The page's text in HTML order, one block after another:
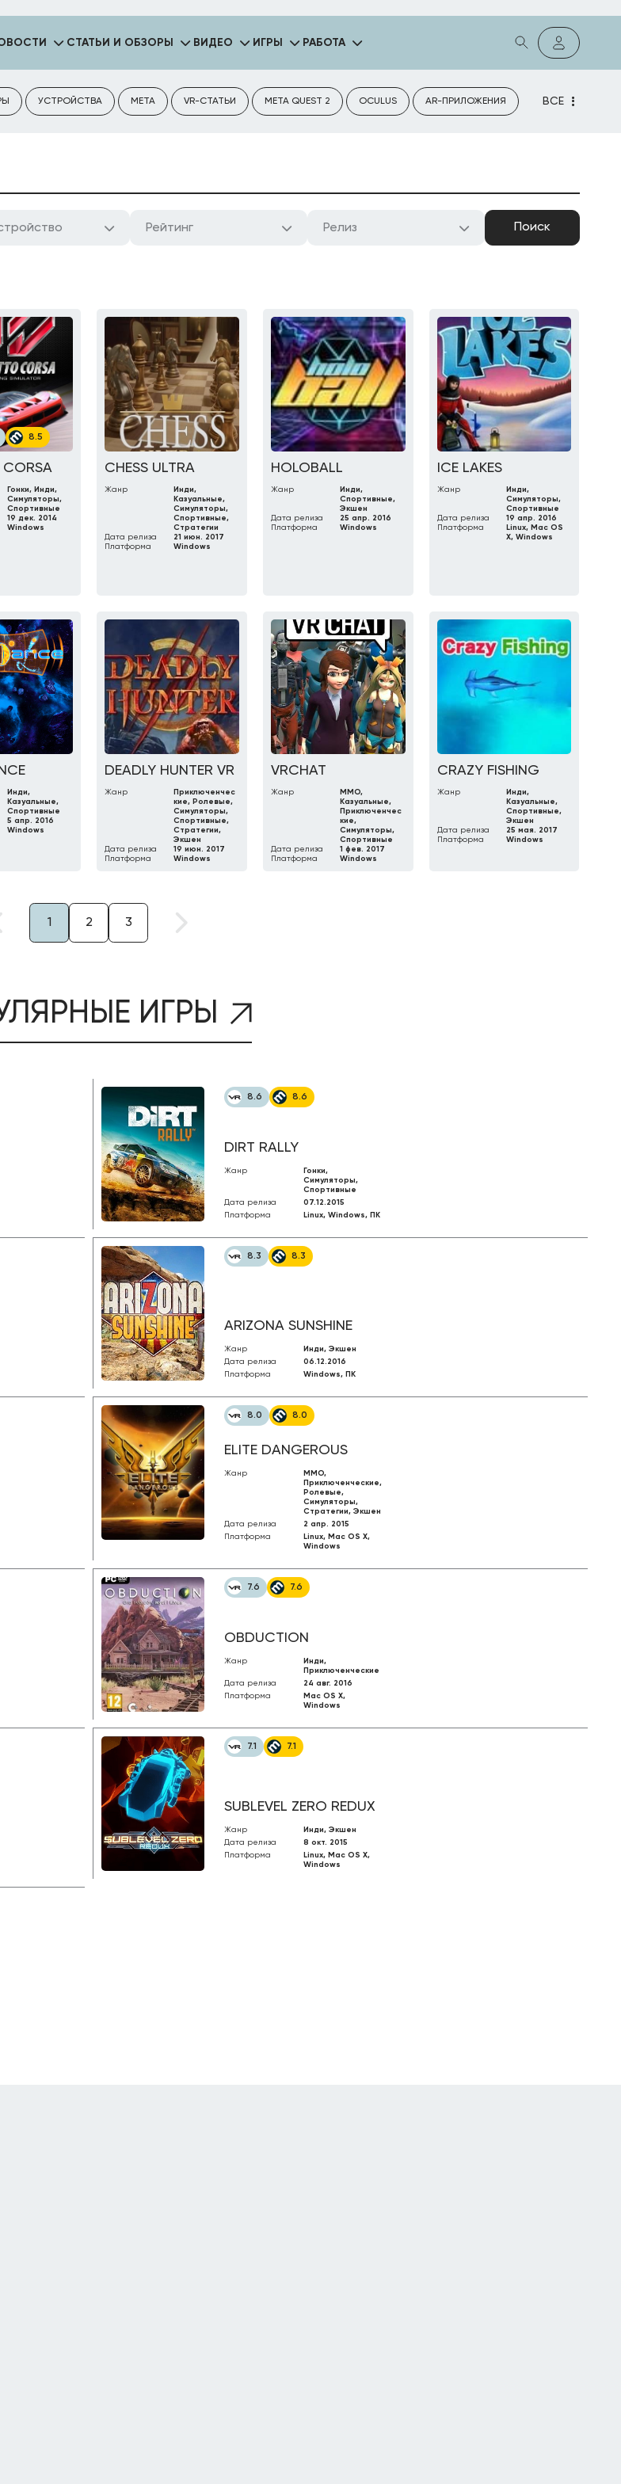
СТАТЬИ И ОБЗОРЫ ВИДЕО ИГРЫ РАБОТА
УСТРОЙСТВА META VR-СТАТЬИ META QUEST 2 OCULUS AR-ПРИЛОЖЕНИЯ ВСЕ
Рейтинг Релиз
8.5
CORSA
Гонки, Инди,
Симуляторы,
Спортивные
19 дек. 2014
Windows
CHESS ULTRA
Жанр
Инди,
Казуальные,
Симуляторы,
Спортивные,
Стратегии
Дата релиза
21 июн. 2017
Платформа
Windows
HOLOBALL
Жанр
Инди,
Спортивные,
Экшен
Дата релиза
25 апр. 2016
Платформа
Windows
ICE LAKES
Жанр
Инди,
Симуляторы,
Спортивные
Дата релиза
19 апр. 2016
Платформа
Linux, Mac OS
X, Windows
Инди,
Казуальные,
Спортивные
5 апр. 2016
Windows
DEADLY HUNTER VR
Жанр
Приключенчес
кие, Ролевые,
Симуляторы,
Спортивные,
Стратегии,
Экшен
Дата релиза
19 июн. 2017
Платформа
Windows
VRCHAT
Жанр
MMO,
Казуальные,
Приключенчес
кие,
Симуляторы,
Спортивные
Дата релиза
1 фев. 2017
Платформа
Windows
CRAZY FISHING
Жанр
Инди,
Казуальные,
Спортивные,
Экшен
Дата релиза
25 мая. 2017
Платформа
Windows
1 2 3
ИГРЫ
8.6 8.6
DIRT RALLY
Жанр
Гонки,
Симуляторы,
Спортивные
Дата релиза
07.12.2015
Платформа
Linux, Windows, ПК
8.3 8.3
ARIZONA SUNSHINE
Жанр
Инди, Экшен
Дата релиза
06.12.2016
Платформа
Windows, ПК
8.0 8.0
ELITE DANGEROUS
Жанр
MMO,
Приключенческие,
Ролевые,
Симуляторы,
Стратегии, Экшен
Дата релиза
2 апр. 2015
Платформа
Linux, Mac OS X,
Windows
7.6 7.6
OBDUCTION
Жанр
Инди,
Приключенческие
Дата релиза
24 авг. 2016
Платформа
Mac OS X,
Windows
7.1 7.1
SUBLEVEL ZERO REDUX
Жанр
Инди, Экшен
Дата релиза
8 окт. 2015
Платформа
Linux, Mac OS X,
Windows